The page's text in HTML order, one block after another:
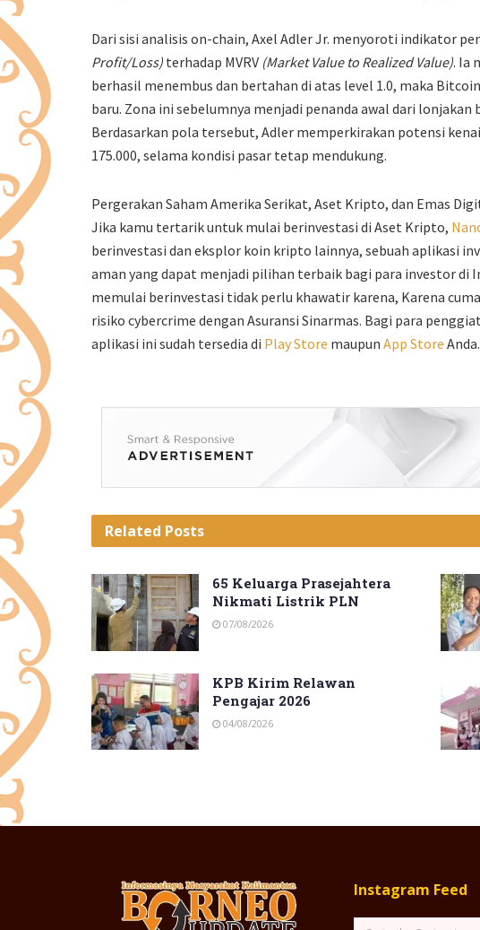
Dari sisi analisis on-chain, Axel Adler Jr. menyoroti indikator
Profit/Loss) terhadap MVRV (Market Value to Realized Value). Ia
berhasil menembus dan bertahan di atas level 1.0, maka
baru. Zona ini sebelumnya menjadi penanda awal dari lonjakan
Berdasarkan pola tersebut, Adler memperkirakan potensi
175.000, selama kondisi pasar tetap mendukung.
Pergerakan Saham Amerika Serikat, Aset Kripto, dan Emas
Jika kamu tertarik untuk mulai berinvestasi di Aset Kripto,
berinvestasi dan eksplor koin kripto lainnya, sebuah aplikasi
aman yang dapat menjadi pilihan terbaik bagi para investor di
memulai berinvestasi tidak perlu khawatir karena, Karena
risiko cybercrime dengan Asuransi Sinarmas. Bagi para
aplikasi ini sudah tersedia di Play Store maupun App Store Anda.
Related Posts
65 Keluarga Prasejahtera
Nikmati Listrik PLN
07/08/2026
KPB Kirim Relawan
Pengajar 2026
04/08/2026
Instagram Feed